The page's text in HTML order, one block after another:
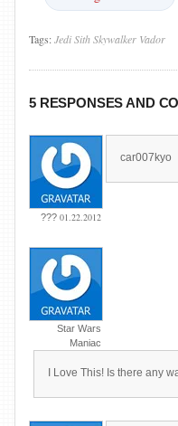
Tags:JediSithSkywalker Vador
5 RESPONSES AND
??? 01.22.2012
car007kyo
Star Wars
Maniac
I Love This! Is there any